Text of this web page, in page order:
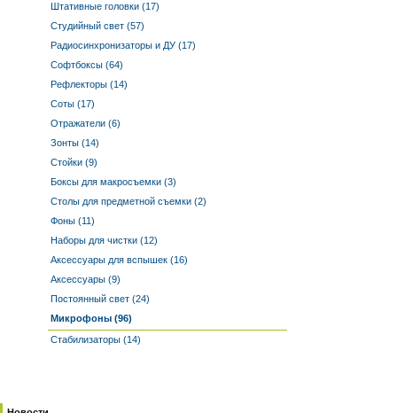
Штативные головки (17)
Студийный свет (57)
Радиосинхронизаторы и ДУ (17)
Софтбоксы (64)
Рефлекторы (14)
Соты (17)
Отражатели (6)
Зонты (14)
Стойки (9)
Боксы для макросъемки (3)
Столы для предметной съемки (2)
Фоны (11)
Наборы для чистки (12)
Аксессуары для вспышек (16)
Аксессуары (9)
Постоянный свет (24)
Микрофоны (96)
Стабилизаторы (14)